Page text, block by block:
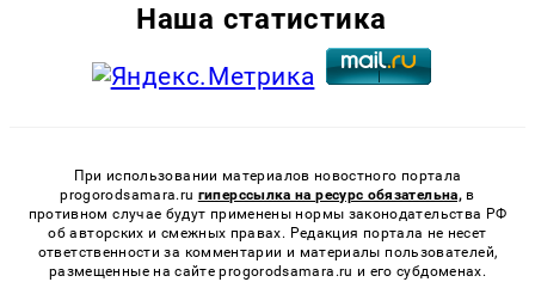
Наша статистика
При использовании материалов новостного портала
progorodsamara.ru гиперссылка на ресурс обязательна, в
противном случае будут применены нормы законодательства РФ
об авторских и смежных правах. Редакция портала не несет
ответственности за комментарии и материалы пользователей,
размещенные на сайте progorodsamara.ru и его субдоменах.